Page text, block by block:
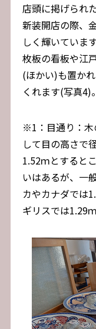
店頭に掲げられ
新装開店の際、
しく輝いていま
枚板の看板や江
(ほかい)も置か
くれます(写真4)。
※1：目通り：木
して目の高さで
1.52ｍとすると
いはあるが、一
カやカナダでは
ギリスでは1.29